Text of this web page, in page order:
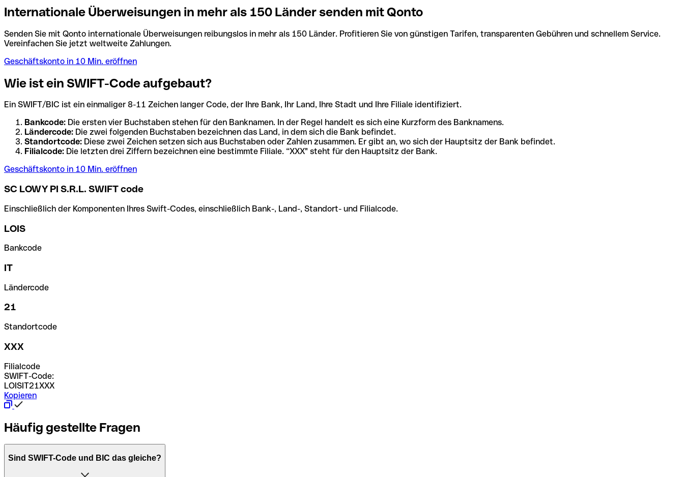
Internationale Überweisungen in mehr als 150 Länder senden mit Qonto
Senden Sie mit Qonto internationale Überweisungen reibungslos in mehr als 150 Länder. Profitieren Sie von günstigen Tarifen, transparenten Gebühren und schnellem Service.
Vereinfachen Sie jetzt weltweite Zahlungen.
Geschäftskonto in 10 Min. eröffnen
Wie ist ein SWIFT-Code aufgebaut?
Ein SWIFT/BIC ist ein einmaliger 8-11 Zeichen langer Code, der Ihre Bank, Ihr Land, Ihre Stadt und Ihre Filiale identifiziert.
Bankcode: Die ersten vier Buchstaben stehen für den Banknamen. In der Regel handelt es sich eine Kurzform des Banknamens.
Ländercode: Die zwei folgenden Buchstaben bezeichnen das Land, in dem sich die Bank befindet.
Standortcode: Diese zwei Zeichen setzen sich aus Buchstaben oder Zahlen zusammen. Er gibt an, wo sich der Hauptsitz der Bank befindet.
Filialcode: Die letzten drei Ziffern bezeichnen eine bestimmte Filiale. “XXX" steht für den Hauptsitz der Bank.
Geschäftskonto in 10 Min. eröffnen
SC LOWY PI S.R.L. SWIFT code
Einschließlich der Komponenten Ihres Swift-Codes, einschließlich Bank-, Land-, Standort- und Filialcode.
LOIS
Bankcode
IT
Ländercode
21
Standortcode
XXX
Filialcode
SWIFT-Code:
LOISIT21XXX
Kopieren
Häufig gestellte Fragen
Sind SWIFT-Code und BIC das gleiche?